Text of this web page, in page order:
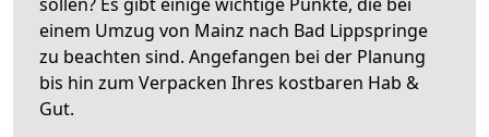
einem Umzug von Mainz nach Bad Lippspringe
zu beachten sind. Angefangen bei der Planung
bis hin zum Verpacken Ihres kostbaren Hab &
Gut.